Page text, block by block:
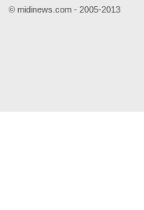
© midinews.com - 2005-2013